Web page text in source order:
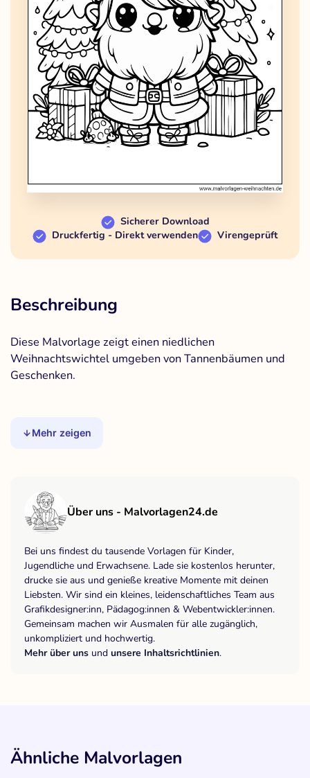
Sicherer Download
Druckfertig - Direkt verwenden
Virengeprüft
Beschreibung
Diese Malvorlage zeigt einen niedlichen
Weihnachtswichtel umgeben von Tannenbäumen und
Geschenken.
Mehr zeigen
Über uns - Malvorlagen24.de
Bei uns findest du tausende Vorlagen für Kinder,
Jugendliche und Erwachsene. Lade sie kostenlos herunter,
drucke sie aus und genieße kreative Momente mit deinen
Liebsten. Wir sind ein kleines, leidenschaftliches Team aus
Grafikdesigner:inn, Pädagog:innen & Webentwickler:innen.
Gemeinsam machen wir Ausmalen für alle zugänglich,
unkompliziert und hochwertig.
Mehr über uns und unsere Inhaltsrichtlinien.
Ähnliche Malvorlagen